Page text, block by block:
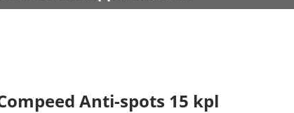
Anti-spots 15 kpl